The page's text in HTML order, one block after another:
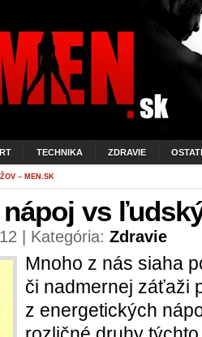
TECHNIKA ZDRAVIE
– MEN.SK
vs
| Kategória: Zdravie
Mnoho z nás siaha
či nadmernej záťaži
z energetických